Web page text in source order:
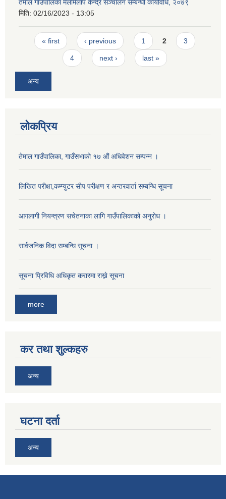
तेमाल गाउँपालिका मेलमिलाप केन्द्र सञ्चालन सम्बन्धी कार्यविधि, २०७९
मिति: 02/16/2023 - 13:05
Pages
« first ‹ previous 1 2 3
4 next › last »
अन्य
लोकप्रिय
तेमाल गाउँपालिका, गाउँसभाको १७ ‌औं अधिवेशन सम्पन्न ।
लिखित परीक्षा,कम्प्युटर सीप परीक्षण र अन्तरवार्ता सम्बन्धि सूचना
आगलागी नियन्त्रण सचेतनाका लागि गाउँपालिकाको अनुरोध ।
सार्वजनिक विदा सम्बन्धि सूचना ।
सूचना प्रिविधि अधिकृत करारमा राख्ने सूचना
more
कर तथा शुल्कहरु
अन्य
घटना दर्ता
अन्य